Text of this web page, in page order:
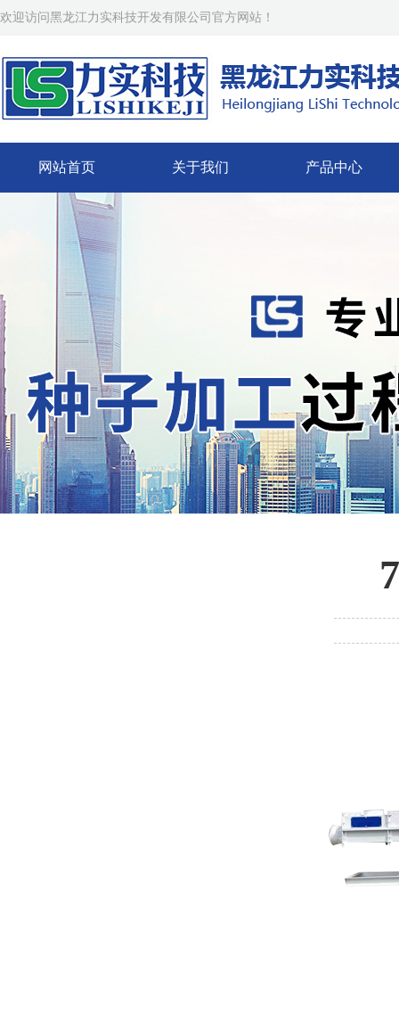
欢迎访问黑龙江力实科技开发有限公司官方网站！
网站首页 关于我们 产品中心